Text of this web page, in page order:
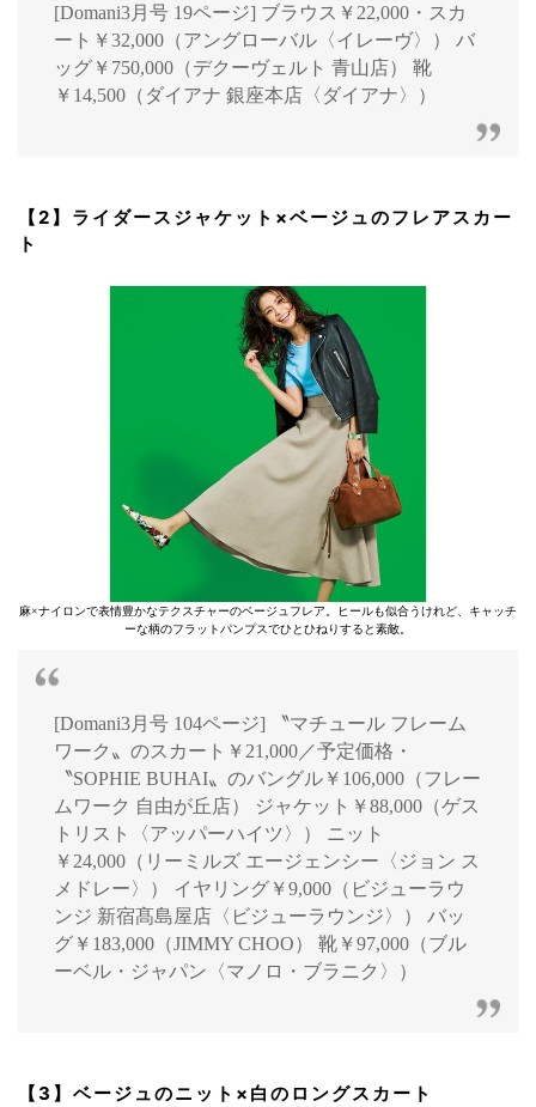
[Domani3月号 19ページ] ブラウス￥22,000・スカ
ート￥32,000（アングローバル〈イレーヴ〉） バ
ッグ￥750,000（デクーヴェルト 青山店） 靴
￥14,500（ダイアナ 銀座本店〈ダイアナ〉）
【2】ライダースジャケット×ベージュのフレアスカー
ト
麻×ナイロンで表情豊かなテクスチャーのベージュフレア。ヒールも似合うけれど、キャッチ
ーな柄のフラットパンプスでひとひねりすると素敵。
[Domani3月号 104ページ] 〝マチュール フレーム
ワーク〟のスカート￥21,000／予定価格・
〝SOPHIE BUHAI〟のバングル￥106,000（フレー
ムワーク 自由が丘店） ジャケット￥88,000（ゲス
トリスト〈アッパーハイツ〉） ニット
￥24,000（リーミルズ エージェンシー〈ジョン ス
メドレー〉） イヤリング￥9,000（ビジューラウ
ンジ 新宿髙島屋店〈ビジューラウンジ〉） バッ
グ￥183,000（JIMMY CHOO） 靴￥97,000（ブル
ーベル・ジャパン〈マノロ・ブラニク〉）
【3】ベージュのニット×白のロングスカート